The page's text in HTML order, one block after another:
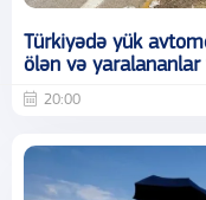
Türkiyədə yük
ölən və yaralananlar
20:00